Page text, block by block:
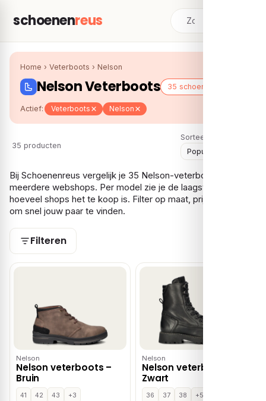
schoenenreus
Home › Veterboots › Nelson
Nelson Veterboots 35 schoenen
Actief: Veterboots Nelson
35 producten
Sorteer:
Bij Schoenenreus vergelijk je 35 Nelson-veterboots over
meerdere webshops. Per model zie je de laagste prijs en bij
hoeveel shops het te koop is. Filter op maat, prijs en gender
om snel jouw paar te vinden.
Filteren
Nelson
Nelson veterboots –
Bruin
41 42 43
+3
Nelson
Nelson veterboots –
Zwart
36 37 38
+5